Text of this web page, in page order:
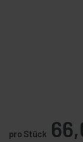
pro Stück